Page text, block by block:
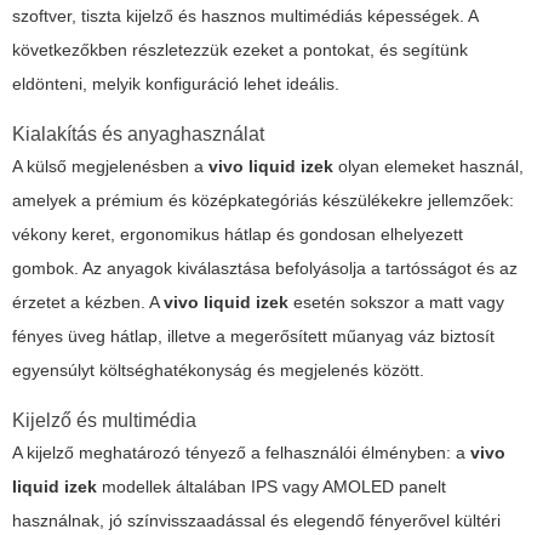
szoftver, tiszta kijelző és hasznos multimédiás képességek. A
következőkben részletezzük ezeket a pontokat, és segítünk
eldönteni, melyik konfiguráció lehet ideális.
Kialakítás és anyaghasználat
A külső megjelenésben a vivo liquid izek olyan elemeket használ,
amelyek a prémium és középkategóriás készülékekre jellemzőek:
vékony keret, ergonomikus hátlap és gondosan elhelyezett
gombok. Az anyagok kiválasztása befolyásolja a tartósságot és az
érzetet a kézben. Avivo liquid izek esetén sokszor a matt vagy
fényes üveg hátlap, illetve a megerősített műanyag váz biztosít
egyensúlyt költséghatékonyság és megjelenés között.
Kijelző és multimédia
A kijelző meghatározó tényező a felhasználói élményben: a vivo
liquid izek modellek általában IPS vagy AMOLED panelt
használnak, jó színvisszaadással és elegendő fényerővel kültéri